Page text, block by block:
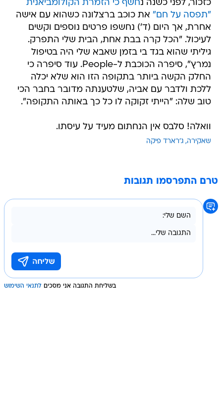
כזכור, לפני כשנה נחשף כי הזמרת הקולומביאנית
"תפסה על חם" את כוכב ברצלונה כשהוא עם אישה
אחרת, אך היום (ד') נחשפו פרטים נוספים וקשים
לעיכול. "הכל קרה בבת אחת, הבית שלי התפרק.
גיליתי שהוא בגד בי בזמן שאבא שלי היה בטיפול
נמרץ", סיפרה הכוכבת ל-People. עוד סיפרה כי
החלק הקשה ביותר בתקופה הזו הוא שלא יכלה
ללכת ולדבר עם אביה, שלטענתה מדובר בחבר הכי
טוב שלה: "הייתי זקוקה לו כל כך באותה התקופה".
וואלה! סלבס אין הנחתום מעיד על עיסתו.
שאקירה ג'רארד פיקה
טרם התפרסמו תגובות
בשליחת התגובה אני מסכים לתנאי השימוש